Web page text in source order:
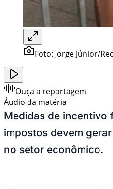
Foto: Jorge Júnior/
Ouça a reportagem
Áudio da matéria
Medidas de incentivo
impostos devem
no setor econômico.